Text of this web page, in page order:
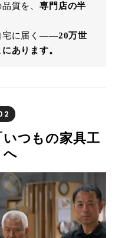
品質を、専門店の半
宅に届く――20万世
あります。
つもの家具工
へ